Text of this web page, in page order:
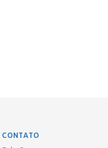
CONTATO